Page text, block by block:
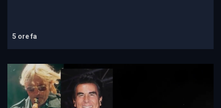
5 ore fa